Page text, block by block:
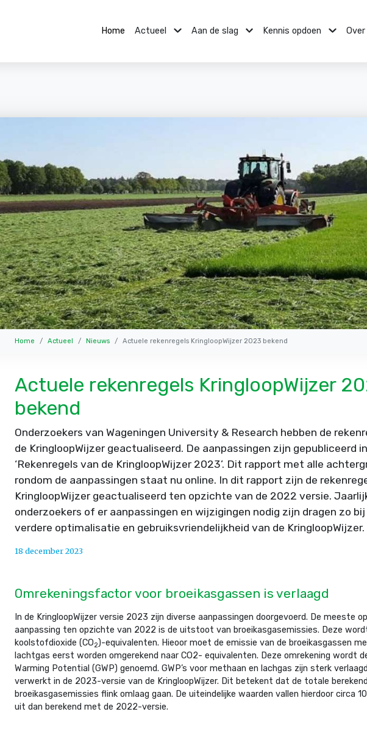
Home Actueel Aan de slag Kennis opdoen
Home Actueel Nieuws Actuele rekenregels KringloopWijzer 2023 bekend
Actuele rekenregels KringloopWijzer
bekend
Onderzoekers van Wageningen University & Research hebben de
de KringloopWijzer geactualiseerd. De aanpassingen zijn gepubliceerd
‘Rekenregels van de KringloopWijzer 2023’. Dit rapport met alle
rondom de aanpassingen staat nu online. In dit rapport zijn de
KringloopWijzer geactualiseerd ten opzichte van de 2022 versie.
onderzoekers of er aanpassingen en wijzigingen nodig zijn dragen zo bij
verdere optimalisatie en gebruiksvriendelijkheid van de KringloopWijzer.
18 december 2023
Omrekeningsfactor voor broeikasgassen is verlaagd
In de KringloopWijzer versie 2023 zijn diverse aanpassingen doorgevoerd. De meeste
aanpassing ten opzichte van 2022 is de uitstoot van broeikasgasemissies. Deze
koolstofdioxide (CO2)-equivalenten. Hieoor moet de emissie van de broeikasgassen
lachtgas eerst worden omgerekend naar CO2- equivalenten. Deze omrekening wordt
Warming Potential (GWP) genoemd. GWP’s voor methaan en lachgas zijn sterk
verwerkt in de 2023-versie van de KringloopWijzer. Dit betekent dat de totale
broeikasgasemissies flink omlaag gaan. De uiteindelijke waarden vallen hierdoor circa
uit dan berekend met de 2022-versie.